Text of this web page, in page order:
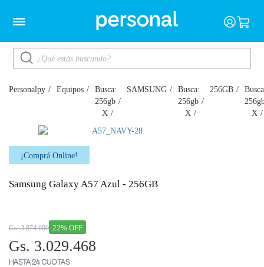
Personalpy Equipos
Busca:
256gb
X
SAMSUNG
Busca:
256gb
X
256GB
X
¡Comprá Online!
Samsung Galaxy A57 Azul - 256GB
22% OFF
Gs. 3.874.000
Gs. 3.029.468
HASTA 24 CUOTAS